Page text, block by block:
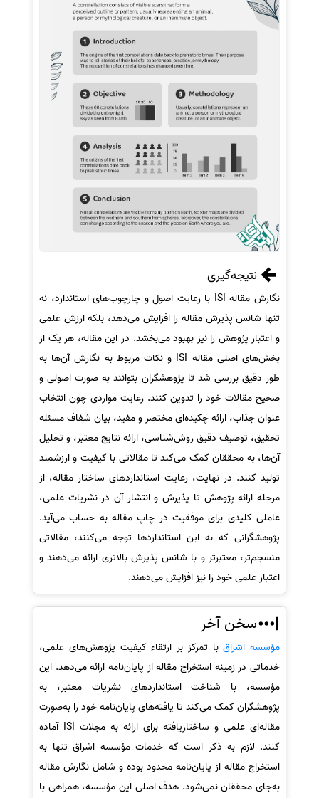
نتیجه‌گیری
نگارش مقاله ISI با رعایت اصول و چارچوب‌های استاندارد، نه
تنها شانس پذیرش مقاله را افزایش می‌دهد، بلکه ارزش علمی
و اعتبار پژوهش را نیز بهبود می‌بخشد. در این مقاله، هر یک از
بخش‌های اصلی مقاله ISI و نکات مربوط به نگارش آن‌ها به
طور دقیق بررسی شد تا پژوهشگران بتوانند به صورت اصولی و
صحیح مقالات خود را تدوین کنند. رعایت مواردی چون انتخاب
عنوان جذاب، ارائه چکیده‌ای مختصر و مفید، بیان شفاف مسئله
تحقیق، توصیف دقیق روش‌شناسی، ارائه نتایج معتبر، و تحلیل
آن‌ها، به محققان کمک می‌کند تا مقالاتی با کیفیت و ارزشمند
تولید کنند. در نهایت، رعایت استانداردهای ساختار مقاله، از
مرحله ارائه پژوهش تا پذیرش و انتشار آن در نشریات علمی،
عاملی کلیدی برای موفقیت در چاپ مقاله به حساب می‌آید.
پژوهشگرانی که به این استانداردها توجه می‌کنند، مقالاتی
منسجم‌تر، معتبرتر و با شانس پذیرش بالاتری ارائه می‌دهند و
اعتبار علمی خود را نیز افزایش می‌دهند.
سخن آخر
مؤسسه اشراقبا تمرکز بر ارتقاء کیفیت پژوهش‌های علمی،
خدماتی در زمینه استخراج مقاله از پایان‌نامه ارائه می‌دهد. این
مؤسسه، با شناخت استانداردهای نشریات معتبر، به
پژوهشگران کمک می‌کند تا یافته‌های پایان‌نامه خود را به‌صورت
مقاله‌ای علمی و ساختاریافته برای ارائه به مجلات ISI آماده
کنند. لازم به ذکر است که خدمات مؤسسه اشراق تنها به
استخراج مقاله از پایان‌نامه محدود بوده و شامل نگارش مقاله
به‌جای محققان نمی‌شود. هدف اصلی این مؤسسه، همراهی با